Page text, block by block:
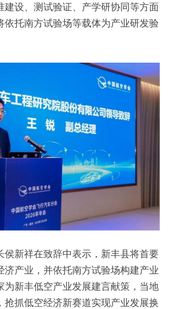
建设、测试验证、产学研协同等方面
依托南方试验场等载体为产业研发验
侯新祥在致辞中表示，新丰县将首要
济产业，并依托南方试验场构建产业
为新丰低空产业发展建言献策，当地
抢抓低空经济新赛道实现产业发展换